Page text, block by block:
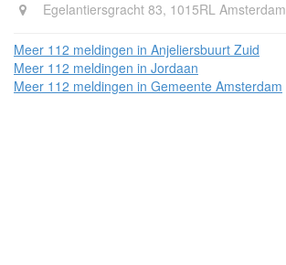
Egelantiersgracht 83, 1015RL Amsterdam
Meer 112 meldingen in Anjeliersbuurt Zuid
Meer 112 meldingen in Jordaan
Meer 112 meldingen in Gemeente Amsterdam